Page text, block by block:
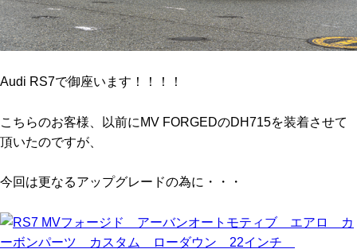
Audi RS7で御座います！！！！
こちらのお客様、以前にMV FORGEDのDH715を装着させて
頂いたのですが、
今回は更なるアップグレードの為に・・・